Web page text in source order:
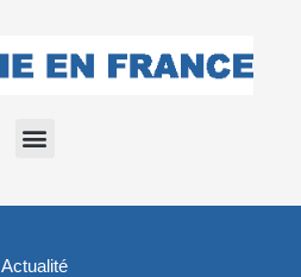
Actualité